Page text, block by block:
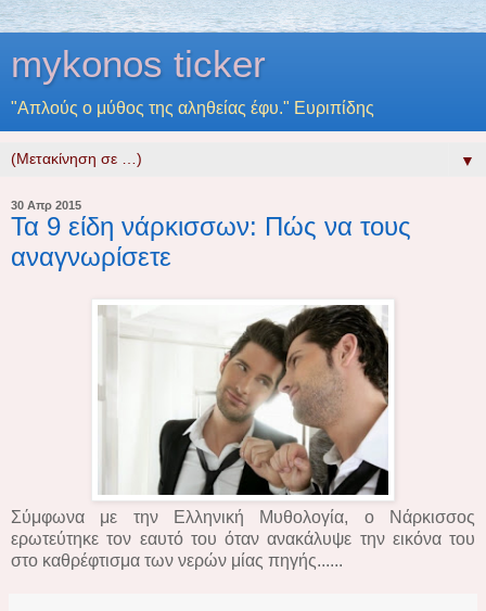
mykonos ticker
"Απλούς ο μύθος της αληθείας έφυ." Ευριπίδης
▼
30 Απρ 2015
Τα 9 είδη νάρκισσων: Πώς να τους
αναγνωρίσετε
Σύμφωνα με την Ελληνική Μυθολογία, ο Νάρκισσος
ερωτεύτηκε τον εαυτό του όταν ανακάλυψε την εικόνα του
στο καθρέφτισμα των νερών μίας πηγής......